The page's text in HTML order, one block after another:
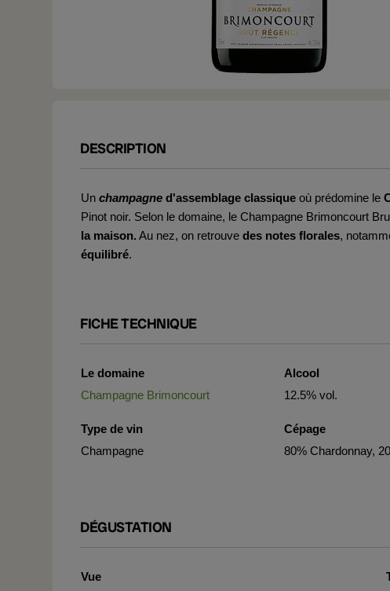
DESCRIPTION
Un champagne d'assemblage classique où prédomine le
Pinot noir. Selon le domaine, le Champagne Brimoncourt
la maison. Au nez, on retrouve des notes florales,
équilibré.
FICHE TECHNIQUE
Le domaine
Champagne Brimoncourt
Type de vin
Champagne
Alcool
12.5% vol.
Cépage
80% Chardonnay,
DÉGUSTATION
Vue